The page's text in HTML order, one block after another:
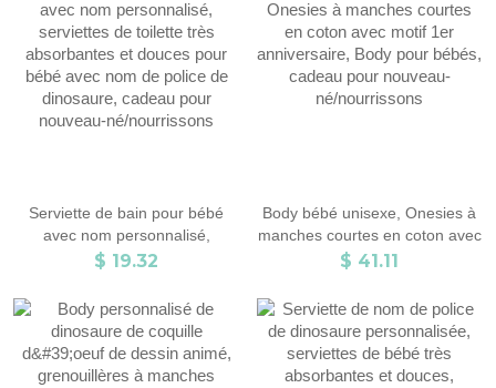
maman
Serviette de bain pour bébé
avec nom personnalisé,
serviettes de toilette très
bébé avec nom de police de
dinosaure, cadeau pour
nouveau-né/nourrissons
$ 19.32
Body bébé unisexe, Onesies à
manches courtes en coton avec
motif 1er anniversaire, Body
nouveau-né/nourrissons
$ 41.11